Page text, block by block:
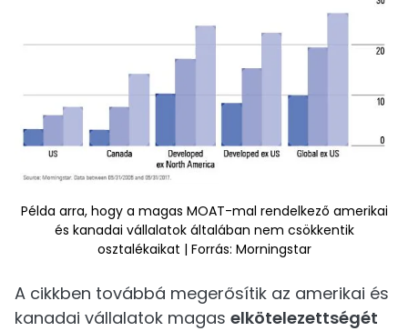
Példa arra, hogy a magas MOAT-mal rendelkező amerikai
és kanadai vállalatok általában nem csökkentik
osztalékaikat | Forrás: Morningstar
A cikkben továbbá megerősítik az amerikai és
kanadai vállalatok magas elkötelezettségét